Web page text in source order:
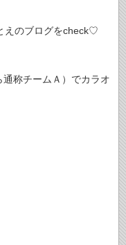
えのブログをcheck♡
称チームＡ）でカラオ